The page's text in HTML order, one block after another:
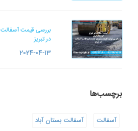
بررسی قیمت آسفالت
در تبریز
2024-04-13
برچسب‌ها
آسفالت
آسفالت بستان آباد